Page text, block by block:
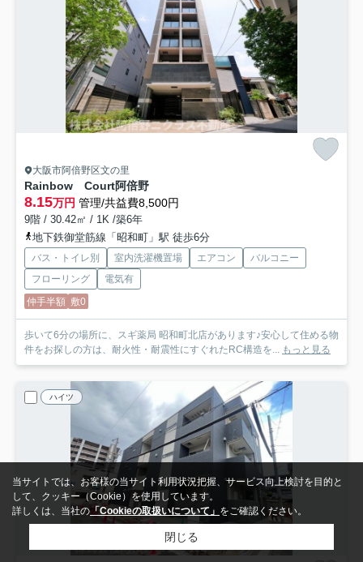
大阪市阿倍野区文の里
Rainbow Court阿倍野
8.15万円 管理/共益費8,500円
9階 / 30.42㎡ / 1K /築6年
地下鉄御堂筋線「昭和町」駅 徒歩6分
バス・トイレ別 室内洗濯機置場 エアコン
バルコニー
フローリング
電気有
仲手半額 敷0
歩いて6分の場所に、スギ薬局 昭和町北店があります♪安心して住める物
件をお探しの方は、耐火性・耐震性にすぐれたRC構造を... もっと見る
ハイツ
当サイトでは、お客様の当サイト利用状況把握、サービス向上検討を目的と
して、クッキー（Cookie）を使用しています。
詳しくは、当社の「Cookieの取扱いについて」 をご確認ください。
閉じる